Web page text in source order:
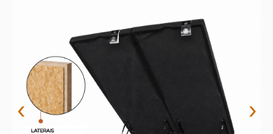
‹ ›
sevilha
prisma